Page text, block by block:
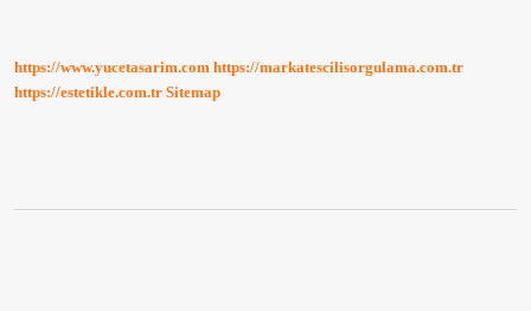
https://www.yucetasarim.com https://markatescilisorgulama.com.tr
https://estetikle.com.tr Sitemap